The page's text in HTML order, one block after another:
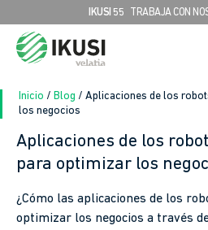
IKUSI 55 TRABAJA CON
Buscar:
Inicio / Blog / Aplicaciones de los
los negocios
Aplicaciones de los
para optimizar los
¿Cómo las aplicaciones de los
optimizar los negocios a través